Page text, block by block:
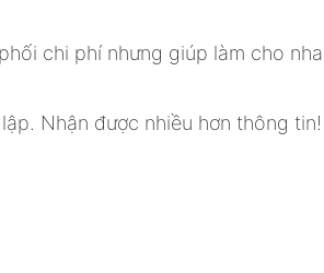
chi phí nhưng giúp làm cho
Nhận được nhiều hơn thông tin!